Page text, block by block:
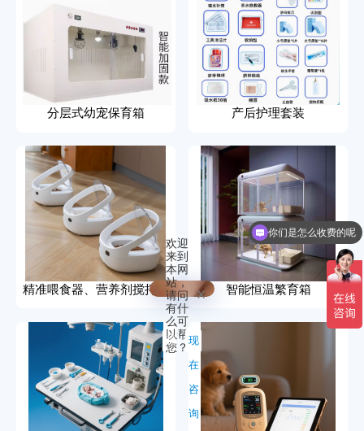
分层式幼宠保育箱 产后护理套装
精准喂食器、营养剂搅拌器 智能恒温繁育箱
你们是怎么收费的呢
欢迎
来到
本网
站，
请问
有什
么可
以帮
您？
稍
现
在
咨
询